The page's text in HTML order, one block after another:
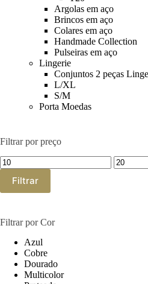
Argolas em aço
Brincos em aço
Colares em aço
Handmade Collection
Pulseiras em aço
Lingerie
Conjuntos 2 peças
L/XL
S/M
Porta Moedas
Filtrar por preço
Preço
mínimo
Preço
máximo
Filtrar
Filtrar por Cor
Azul
Cobre
Dourado
Multicolor